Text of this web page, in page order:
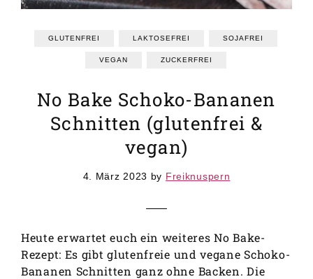
GLUTENFREI LAKTOSEFREI SOJAFREI
VEGAN ZUCKERFREI
No Bake Schoko-Bananen
Schnitten (glutenfrei &
vegan)
4. März 2023 by Freiknuspern
Heute erwartet euch ein weiteres No Bake-
Rezept: Es gibt glutenfreie und vegane Schoko-
Bananen Schnitten ganz ohne Backen. Die